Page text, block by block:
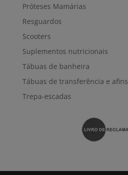
Próteses Mamárias
Resguardos
Scooters
Suplementos nutricionais
Tábuas de banheira
Tábuas de transferência e afins
Trepa-escadas